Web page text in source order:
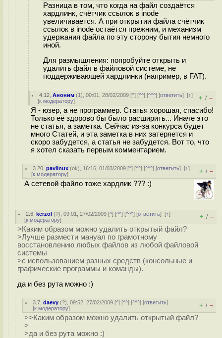
Разница в том, что когда на файл создаётся
хардлинк, счётчик ссылок в inode
увеличивается. А при открытии файла счётчик
ссылок в inode остаётся прежним, и механизм
удержания файла по эту сторону бытия немного
иной.
Для размышления: попробуйте открыть и
удалить файл в файловой системе, не
поддерживающей хардлинки (например, в FAT).
4.12 ,Аноним (1), 00:01, 28/02/2009 [^] [^^] [^^^] [ответить][↑]
[к модератору] + / –
Я - юзер, а не программер. Статья хорошая, спасибо!
Только её здорово бы было расширить... Иначе это
не статья, а заметка. Сейчас из-за конкурса будет
много Статей, и эта заметка в них затеряется и
скоро забудется, а статья не забудется. Вот то, что
я хотел сказать первым комментарием.
3.20 ,pavlinux (ok), 16:16, 01/03/2009 [^] [^^] [^^^] [ответить][↑]
[к модератору] + / –
А сетевой файло тоже хардлик ??? :)
2.6 ,kerzol (?), 09:01, 27/02/2009 [^] [^^] [^^^] [ответить][↑]
[к модератору] + / –
>Каким образом можно удалить открытый файл?
>Лучше размести мануал по грамотному
восстановлению любых файлов из любой файловой
системы
>с использованием разных средств (консольные и
графические программы и команды).
да и без рута можно :)
3.7 ,daevy (?), 09:52, 27/02/2009 [^] [^^] [^^^] [ответить]
[к модератору] + / –
>>Каким образом можно удалить открытый файл?
>
>да и без рута можно :)